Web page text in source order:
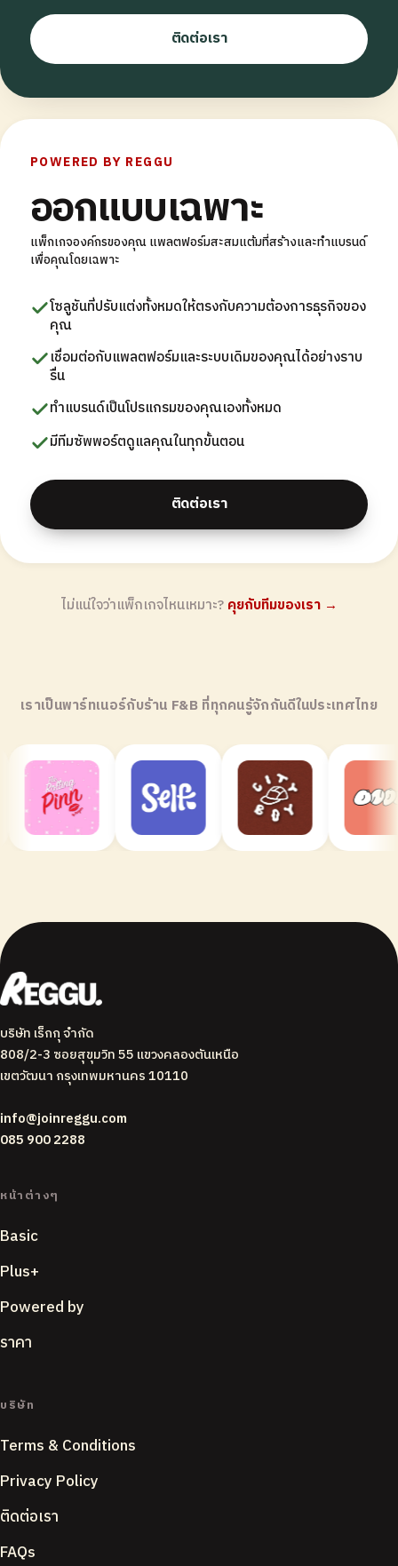
ติดต่อเรา
POWERED BY REGGU
ออกแบบเฉพาะ
แพ็กเกจองค์กรของคุณ แพลตฟอร์มสะสมแต้มที่สร้างและทำแบรนด์
เพื่อคุณโดยเฉพาะ
โซลูชันที่ปรับแต่งทั้งหมดให้ตรงกับความต้องการธุรกิจของ
คุณ
เชื่อมต่อกับแพลตฟอร์มและระบบเดิมของคุณได้อย่างราบ
รื่น
ทำแบรนด์เป็นโปรแกรมของคุณเองทั้งหมด
มีทีมซัพพอร์ตดูแลคุณในทุกขั้นตอน
ติดต่อเรา
ไม่แน่ใจว่าแพ็กเกจไหนเหมาะ? คุยกับทีมของเรา →
เราเป็นพาร์ทเนอร์กับร้าน F&B ที่ทุกคนรู้จักกันดีในประเทศไทย
บริษัท เร็กกุ จำกัด
808/2-3 ซอยสุขุมวิท 55 แขวงคลองตันเหนือ
เขตวัฒนา กรุงเทพมหานคร 10110
info@joinreggu.com
085 900 2288
หน้าต่างๆ
Basic
Plus+
Powered by
ราคา
บริษัท
Terms & Conditions
Privacy Policy
ติดต่อเรา
FAQs